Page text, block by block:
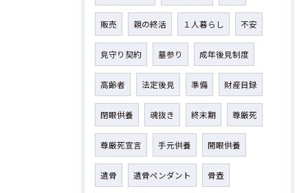
販売 親の終活 １人暮らし 不安
見守り契約 墓参り 成年後見制度
高齢者 法定後見 準備 財産目録
閉眼供養 魂抜き 終末期 尊厳死
尊厳死宣言 手元供養 開眼供養
遺骨 遺骨ペンダント 骨壺